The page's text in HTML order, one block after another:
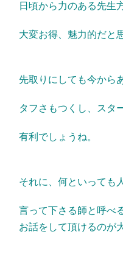
日頃から力のある先生
大変お得、 魅力的だと
先取りにしても今から
タフさもつくし、 スタ
有利でしょうね。
それに、 何といっても
言って下さる師と呼べ
お話をして頂けるのが